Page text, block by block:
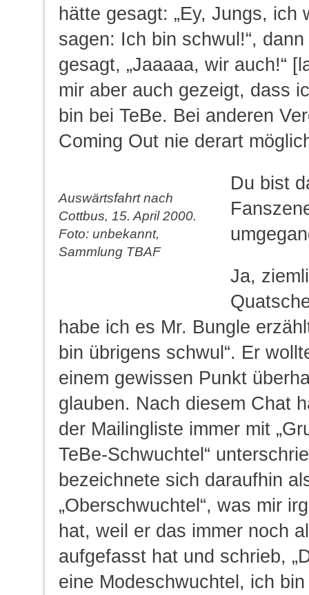
hätte gesagt: „Ey, Jungs, ich
sagen: Ich bin schwul!“,
gesagt, „Jaaaaa, wir auch!“
mir aber auch gezeigt, dass
bin bei TeBe. Bei anderen
Coming Out nie derart
Auswärtsfahrt nach
Cottbus, 15. April 2000.
Foto: unbekannt,
Sammlung TBAF
Du bist
Ja,
habe ich es Mr. Bungle
bin übrigens schwul“. Er
einem gewissen Punkt
glauben. Nach diesem Chat
der Mailingliste immer mit
TeBe-Schwuchtel“
bezeichnete sich daraufhin
„Oberschwuchtel“, was mir
hat, weil er das immer noch
aufgefasst hat und schrieb,
eine Modeschwuchtel, ich